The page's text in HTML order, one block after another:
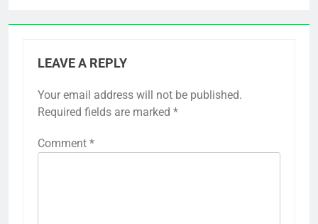
LEAVE A REPLY
Your email address will not be published.
Required fields are marked *
Comment *